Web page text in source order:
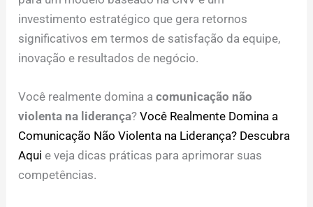
investimento estratégico que gera retornos
significativos em termos de satisfação da equipe,
inovação e resultados de negócio.
Você realmente domina acomunicação não
violenta na liderança?Você Realmente Domina a
Comunicação Não Violenta na Liderança? Descubra
Aqui e veja dicas práticas para aprimorar suas
competências.